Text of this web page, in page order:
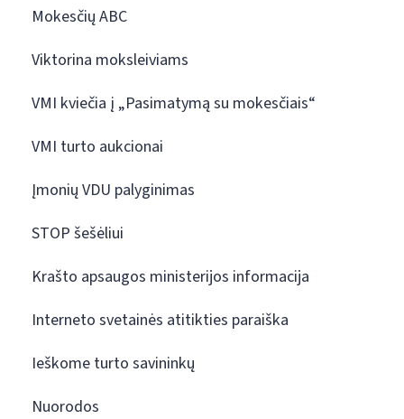
Mokesčių ABC
Viktorina moksleiviams
VMI kviečia į „Pasimatymą su mokesčiais“
VMI turto aukcionai
Įmonių VDU palyginimas
STOP šešėliui
Krašto apsaugos ministerijos informacija
Interneto svetainės atitikties paraiška
Ieškome turto savininkų
Nuorodos